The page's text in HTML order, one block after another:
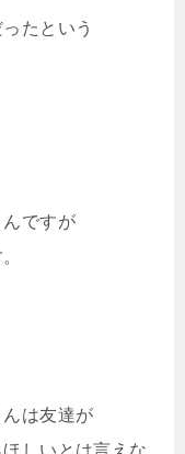
たという
ですが
は友達が